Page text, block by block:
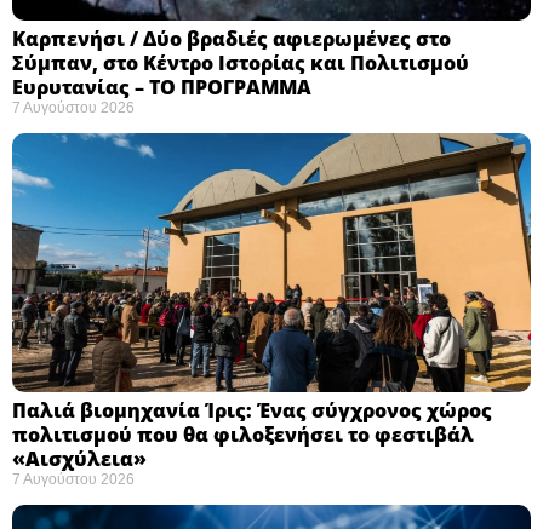
Καρπενήσι / Δύο βραδιές αφιερωμένες στο
Σύμπαν, στο Κέντρο Ιστορίας και Πολιτισμού
Ευρυτανίας – ΤΟ ΠΡΟΓΡΑΜΜΑ
7 Αυγούστου 2026
Παλιά βιομηχανία Ίρις: Ένας σύγχρονος χώρος
πολιτισμού που θα φιλοξενήσει το φεστιβάλ
«Αισχύλεια» ​
7 Αυγούστου 2026